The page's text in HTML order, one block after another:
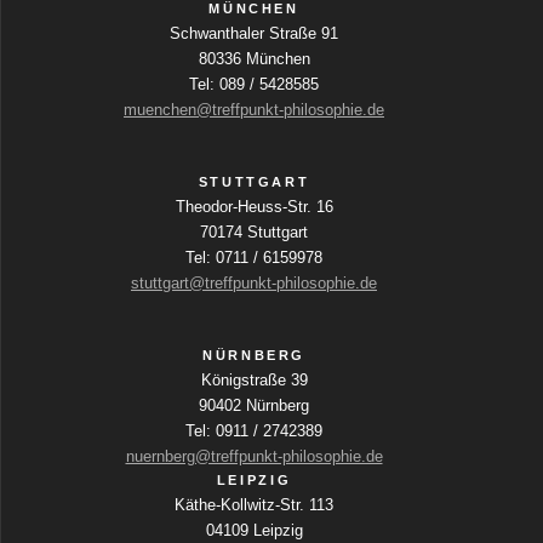
MÜNCHEN
Schwanthaler Straße 91
80336 München
Tel: 089 / 5428585
muenchen@treffpunkt-philosophie.de
STUTTGART
Theodor-Heuss-Str. 16
70174 Stuttgart
Tel: 0711 / 6159978
stuttgart@treffpunkt-philosophie.de
NÜRNBERG
Königstraße 39
90402 Nürnberg
Tel: 0911 / 2742389
nuernberg@treffpunkt-philosophie.de
LEIPZIG
Käthe-Kollwitz-Str. 113
04109 Leipzig